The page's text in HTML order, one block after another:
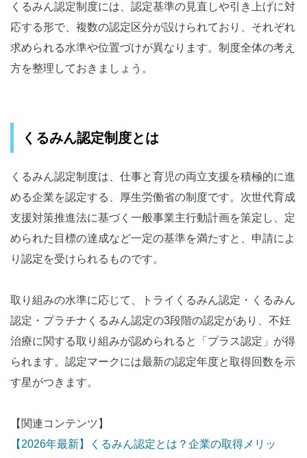
くるみん認定制度には、認定基準の見直しや引き上げに対
応する形で、複数の認定区分が設けられており、それぞれ
求められる水準や位置づけが異なります。制度全体の考え
方を整理しておきましょう。
くるみん認定制度とは
くるみん認定制度は、仕事と育児の両立支援を積極的に進
める企業を認定する、厚生労働省の制度です。次世代育成
支援対策推進法に基づく一般事業主行動計画を策定し、定
められた目標の達成など一定の基準を満たすと、申請によ
り認定を受けられるものです。
取り組みの水準に応じて、トライくるみん認定・くるみん
認定・プラチナくるみん認定の3段階の認定があり、不妊
治療に関する取り組みが認められると「プラス認定」が得
られます。認定マークには最新の認定年度と取得回数を示
す星がつきます。
【関連コンテンツ】
【2026年最新】くるみん認定とは？企業の取得メリッ